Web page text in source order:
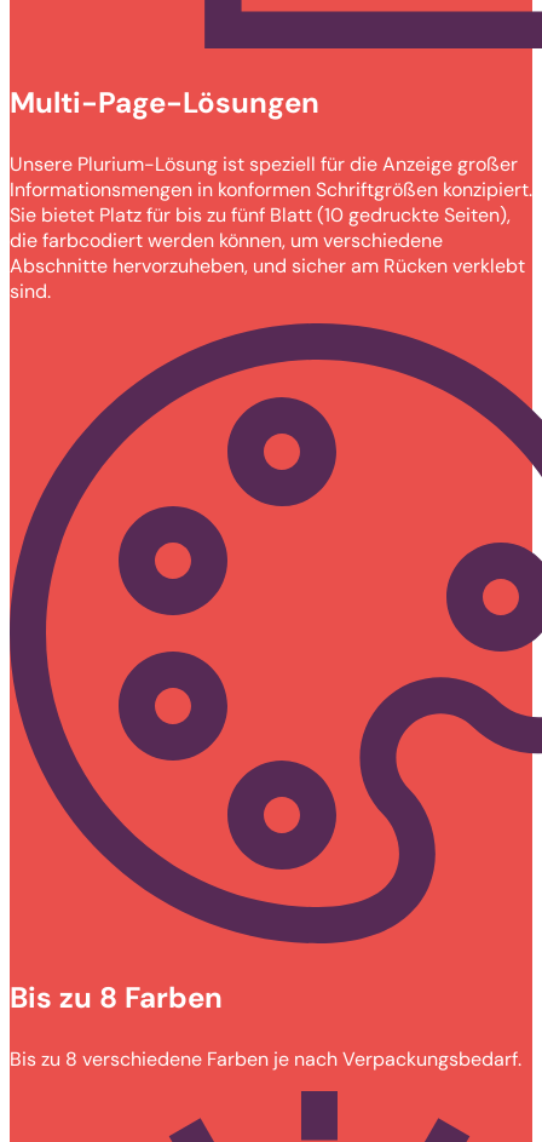
Multi-Page-Lösungen
Unsere Plurium-Lösung ist speziell für die Anzeige großer
Informationsmengen in konformen Schriftgrößen konzipiert.
Sie bietet Platz für bis zu fünf Blatt (10 gedruckte Seiten),
die farbcodiert werden können, um verschiedene
Abschnitte hervorzuheben, und sicher am Rücken verklebt
sind.
Bis zu 8 Farben
Bis zu 8 verschiedene Farben je nach Verpackungsbedarf.